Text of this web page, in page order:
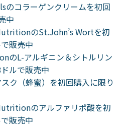
のコラーゲンクリームを初回
中
のSt.John’s Wortを初
販売中
のL-アルギニン＆シトルリン
ルで販売中
ク（蜂蜜）を初回購入に限り
のアルファリポ酸を初
販売中